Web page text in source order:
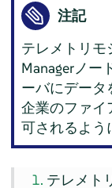
注記
テレメトリモ
Managerノー
ーバにデータ
企業のファイ
可されるよう
テレメト